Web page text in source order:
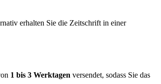
erhalten Sie die Zeitschrift in einer
1 bis 3 Werktagen versendet, sodass Sie das